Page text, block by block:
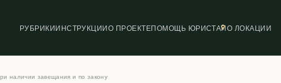
РУБРИКИИНСТРУКЦИИО ПРОЕКТЕПОМОЩЬ ЮРИСТАПО ЛОКАЦИИ
наличии завещания и по закону